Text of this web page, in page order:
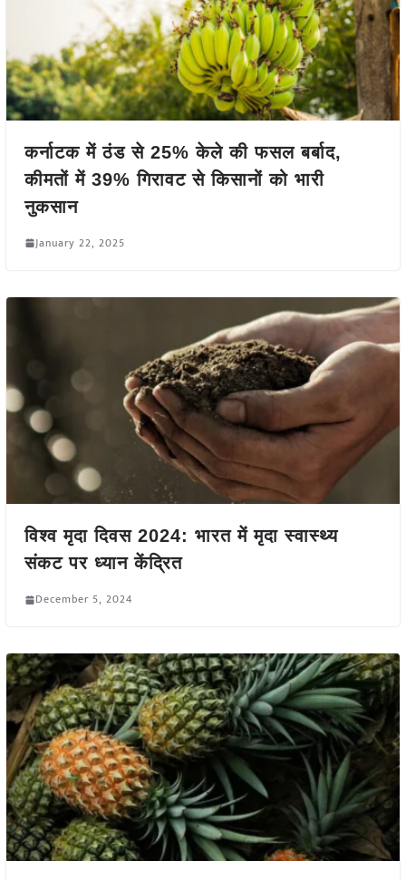
कर्नाटक में ठंड से 25% केले की फसल बर्बाद,
कीमतों में 39% गिरावट से किसानों को भारी
नुकसान
January 22, 2025
विश्व मृदा दिवस 2024: भारत में मृदा स्वास्थ्य
संकट पर ध्यान केंद्रित
December 5, 2024